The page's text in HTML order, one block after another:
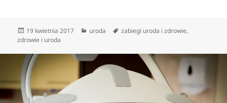
Data
publikacji
19 kwietnia 2017 Kategorie
uroda Tagi
zabiegi uroda i zdrowie,
zdrowie i uroda